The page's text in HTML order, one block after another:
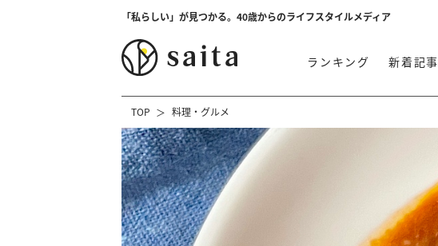
「私らしい」が見つかる。40歳からのライフスタイルメディア
ランキング 新着記事
TOP 料理・グルメ